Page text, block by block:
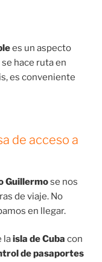
es un aspecto
hace ruta en
es conveniente
de acceso a
Guillermose nos
de viaje. No
en llegar.
laisla de Cuba con
de pasaportes